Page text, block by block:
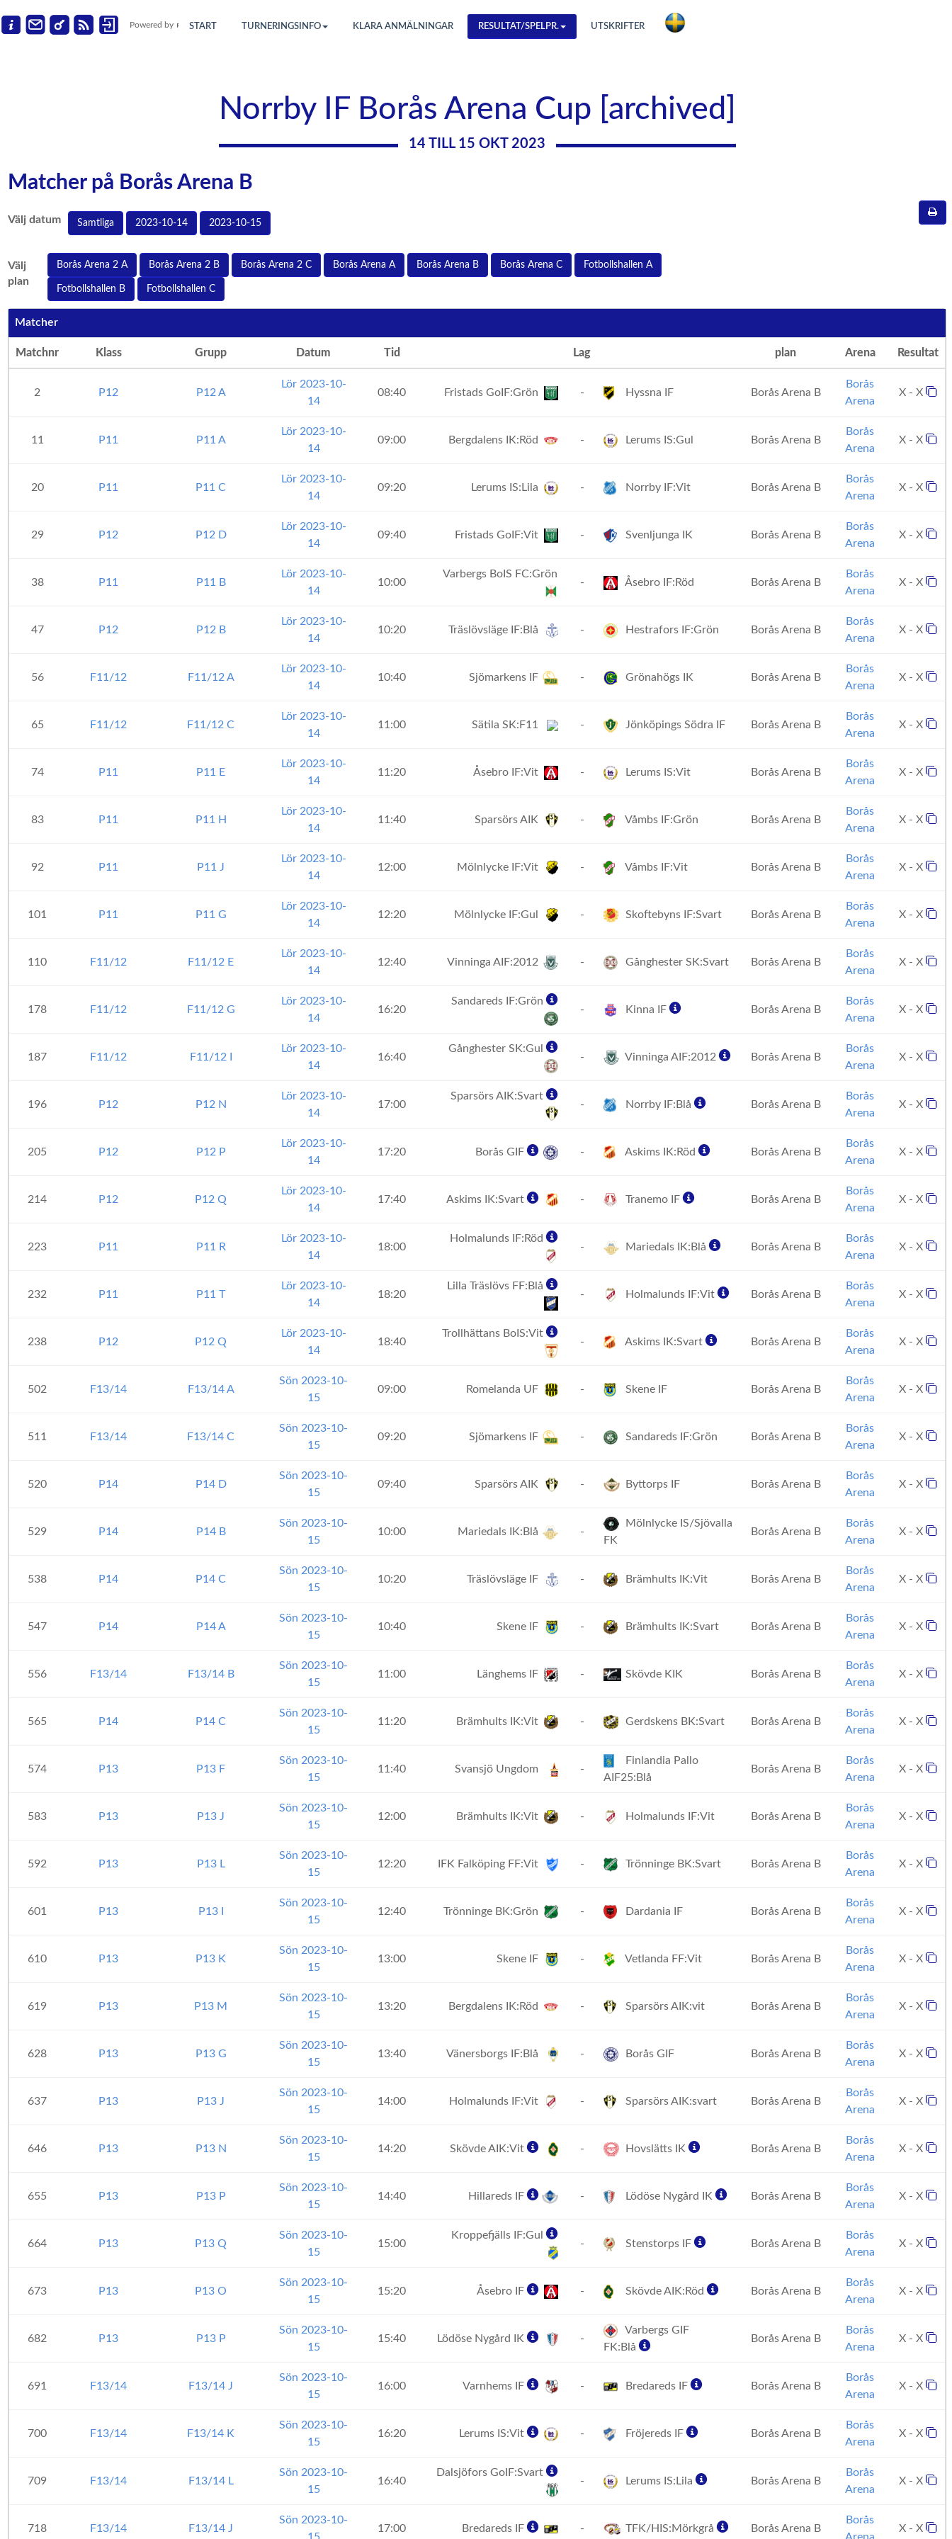
Powered by START TURNERINGSINFO KLARA ANMÄLNINGAR RESULTAT/SPELPR. UTSKRIFTER
Norrby IF Borås Arena Cup [archived]
14 TILL 15 OKT 2023
Matcher på Borås Arena B
Välj datum Samtliga 2023-10-14 2023-10-15
Välj
plan
Borås Arena 2 A Borås Arena 2 B Borås Arena 2 C Borås Arena A Borås Arena B Borås Arena C Fotbollshallen A
Fotbollshallen B Fotbollshallen C
Matcher
Matchnr Klass Grupp Datum Tid Lag plan Arena Resultat
2 P12 P12 A
Lör 2023-10-
14
08:40 Fristads GoIF:Grön - Hyssna IF Borås Arena B
Borås
Arena
X - X
11 P11 P11 A
Lör 2023-10-
14
09:00 Bergdalens IK:Röd - Lerums IS:Gul Borås Arena B
Borås
Arena
X - X
20 P11 P11 C
Lör 2023-10-
14
09:20 Lerums IS:Lila - Norrby IF:Vit Borås Arena B
Borås
Arena
X - X
29 P12 P12 D
Lör 2023-10-
14
09:40 Fristads GoIF:Vit - Svenljunga IK Borås Arena B
Borås
Arena
X - X
38 P11 P11 B
Lör 2023-10-
14
10:00
Varbergs BoIS FC:Grön
- Åsebro IF:Röd Borås Arena B
Borås
Arena
X - X
47 P12 P12 B
Lör 2023-10-
14
10:20 Träslövsläge IF:Blå - Hestrafors IF:Grön Borås Arena B
Borås
Arena
X - X
56 F11/12 F11/12 A
Lör 2023-10-
14
10:40 Sjömarkens IF - Grönahögs IK Borås Arena B
Borås
Arena
X - X
65 F11/12 F11/12 C
Lör 2023-10-
14
11:00 Sätila SK:F11 - Jönköpings Södra IF Borås Arena B
Borås
Arena
X - X
74 P11 P11 E
Lör 2023-10-
14
11:20 Åsebro IF:Vit - Lerums IS:Vit Borås Arena B
Borås
Arena
X - X
83 P11 P11 H
Lör 2023-10-
14
11:40 Sparsörs AIK - Våmbs IF:Grön Borås Arena B
Borås
Arena
X - X
92 P11 P11 J
Lör 2023-10-
14
12:00 Mölnlycke IF:Vit - Våmbs IF:Vit Borås Arena B
Borås
Arena
X - X
101 P11 P11 G
Lör 2023-10-
14
12:20 Mölnlycke IF:Gul - Skoftebyns IF:Svart Borås Arena B
Borås
Arena
X - X
110 F11/12 F11/12 E
Lör 2023-10-
14
12:40 Vinninga AIF:2012 - Gånghester SK:Svart Borås Arena B
Borås
Arena
X - X
178 F11/12 F11/12 G
Lör 2023-10-
14
16:20
Sandareds IF:Grön
- Kinna IF Borås Arena B
Borås
Arena
X - X
187 F11/12 F11/12 I
Lör 2023-10-
14
16:40
Gånghester SK:Gul
- Vinninga AIF:2012 Borås Arena B
Borås
Arena
X - X
196 P12 P12 N
Lör 2023-10-
14
17:00
Sparsörs AIK:Svart
- Norrby IF:Blå Borås Arena B
Borås
Arena
X - X
205 P12 P12 P
Lör 2023-10-
14
17:20 Borås GIF - Askims IK:Röd Borås Arena B
Borås
Arena
X - X
214 P12 P12 Q
Lör 2023-10-
14
17:40 Askims IK:Svart - Tranemo IF Borås Arena B
Borås
Arena
X - X
223 P11 P11 R
Lör 2023-10-
14
18:00
Holmalunds IF:Röd
- Mariedals IK:Blå Borås Arena B
Borås
Arena
X - X
232 P11 P11 T
Lör 2023-10-
14
18:20
Lilla Träslövs FF:Blå
- Holmalunds IF:Vit Borås Arena B
Borås
Arena
X - X
238 P12 P12 Q
Lör 2023-10-
14
18:40
Trollhättans BoIS:Vit
- Askims IK:Svart Borås Arena B
Borås
Arena
X - X
502 F13/14 F13/14 A
Sön 2023-10-
15
09:00 Romelanda UF - Skene IF Borås Arena B
Borås
Arena
X - X
511 F13/14 F13/14 C
Sön 2023-10-
15
09:20 Sjömarkens IF - Sandareds IF:Grön Borås Arena B
Borås
Arena
X - X
520 P14 P14 D
Sön 2023-10-
15
09:40 Sparsörs AIK - Byttorps IF Borås Arena B
Borås
Arena
X - X
529 P14 P14 B
Sön 2023-10-
15
10:00 Mariedals IK:Blå -
Mölnlycke IS/Sjövalla
FK
Borås Arena B
Borås
Arena
X - X
538 P14 P14 C
Sön 2023-10-
15
10:20 Träslövsläge IF - Brämhults IK:Vit Borås Arena B
Borås
Arena
X - X
547 P14 P14 A
Sön 2023-10-
15
10:40 Skene IF - Brämhults IK:Svart Borås Arena B
Borås
Arena
X - X
556 F13/14 F13/14 B
Sön 2023-10-
15
11:00 Länghems IF - Skövde KIK Borås Arena B
Borås
Arena
X - X
565 P14 P14 C
Sön 2023-10-
15
11:20 Brämhults IK:Vit - Gerdskens BK:Svart Borås Arena B
Borås
Arena
X - X
574 P13 P13 F
Sön 2023-10-
15
11:40 Svansjö Ungdom -
Finlandia Pallo
AIF25:Blå
Borås Arena B
Borås
Arena
X - X
583 P13 P13 J
Sön 2023-10-
15
12:00 Brämhults IK:Vit - Holmalunds IF:Vit Borås Arena B
Borås
Arena
X - X
592 P13 P13 L
Sön 2023-10-
15
12:20 IFK Falköping FF:Vit - Trönninge BK:Svart Borås Arena B
Borås
Arena
X - X
601 P13 P13 I
Sön 2023-10-
15
12:40 Trönninge BK:Grön - Dardania IF Borås Arena B
Borås
Arena
X - X
610 P13 P13 K
Sön 2023-10-
15
13:00 Skene IF - Vetlanda FF:Vit Borås Arena B
Borås
Arena
X - X
619 P13 P13 M
Sön 2023-10-
15
13:20 Bergdalens IK:Röd - Sparsörs AIK:vit Borås Arena B
Borås
Arena
X - X
628 P13 P13 G
Sön 2023-10-
15
13:40 Vänersborgs IF:Blå - Borås GIF Borås Arena B
Borås
Arena
X - X
637 P13 P13 J
Sön 2023-10-
15
14:00 Holmalunds IF:Vit - Sparsörs AIK:svart Borås Arena B
Borås
Arena
X - X
646 P13 P13 N
Sön 2023-10-
15
14:20 Skövde AIK:Vit - Hovslätts IK Borås Arena B
Borås
Arena
X - X
655 P13 P13 P
Sön 2023-10-
15
14:40 Hillareds IF - Lödöse Nygård IK Borås Arena B
Borås
Arena
X - X
664 P13 P13 Q
Sön 2023-10-
15
15:00
Kroppefjälls IF:Gul
- Stenstorps IF Borås Arena B
Borås
Arena
X - X
673 P13 P13 O
Sön 2023-10-
15
15:20 Åsebro IF - Skövde AIK:Röd Borås Arena B
Borås
Arena
X - X
682 P13 P13 P
Sön 2023-10-
15
15:40 Lödöse Nygård IK -
Varbergs GIF
FK:Blå
Borås Arena B
Borås
Arena
X - X
691 F13/14 F13/14 J
Sön 2023-10-
15
16:00 Varnhems IF - Bredareds IF Borås Arena B
Borås
Arena
X - X
700 F13/14 F13/14 K
Sön 2023-10-
15
16:20 Lerums IS:Vit - Fröjereds IF Borås Arena B
Borås
Arena
X - X
709 F13/14 F13/14 L
Sön 2023-10-
15
16:40
Dalsjöfors GoIF:Svart
- Lerums IS:Lila Borås Arena B
Borås
Arena
X - X
718 F13/14 F13/14 J
Sön 2023-10-
17:00 Bredareds IF - TFK/HIS:Mörkgrå Borås Arena B
Borås
X - X